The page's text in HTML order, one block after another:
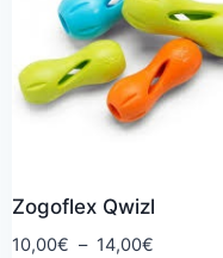
variations.
options
peuvent
sur
la
Zogoflex Qwizl
10,00€ – 14,00€